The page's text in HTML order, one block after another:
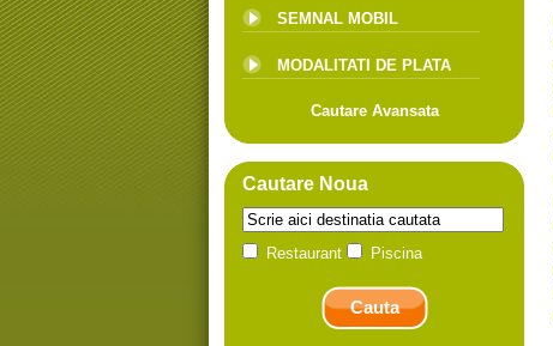
SEMNAL MOBIL
MODALITATI DE PLATA
Cautare Avansata
Cautare Noua
Restaurant Piscina